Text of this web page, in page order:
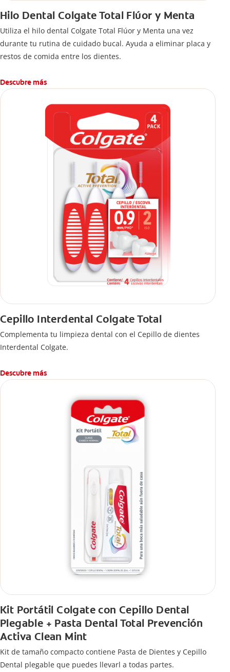
Hilo Dental Colgate Total Flúor y Menta
Utiliza el hilo dental Colgate Total Flúor y Menta una vez
durante tu rutina de cuidado bucal. Ayuda a eliminar placa y
restos de comida entre los dientes.
Descubre más
Cepillo Interdental Colgate Total
Complementa tu limpieza dental con el Cepillo de dientes
Interdental Colgate.
Descubre más
Kit Portátil Colgate con Cepillo Dental
Plegable + Pasta Dental Total Prevención
Activa Clean Mint
Kit de tamaño compacto contiene Pasta de Dientes y Cepillo
Dental plegable que puedes llevarl a todas partes.